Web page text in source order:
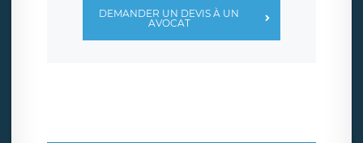
DEMANDER UN DEVIS À UN
AVOCAT